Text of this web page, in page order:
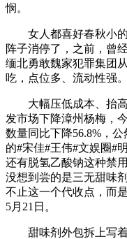
悯。
女人都喜好春秋小的
阵子消停了，之前，曾
缅北勇敢魏家犯罪集团
吃，点位多、流动性强。
大幅压低成本、抬高
发市场下降漳州杨梅，
数量同比下降56.8%，
的#宋佳#王伟#文娱圈#
还有脱氢乙酸钠这种禁
没想到尝的是三无甜味
不止这一个代收点，而
5月21日。
甜味剂外包拆上写着